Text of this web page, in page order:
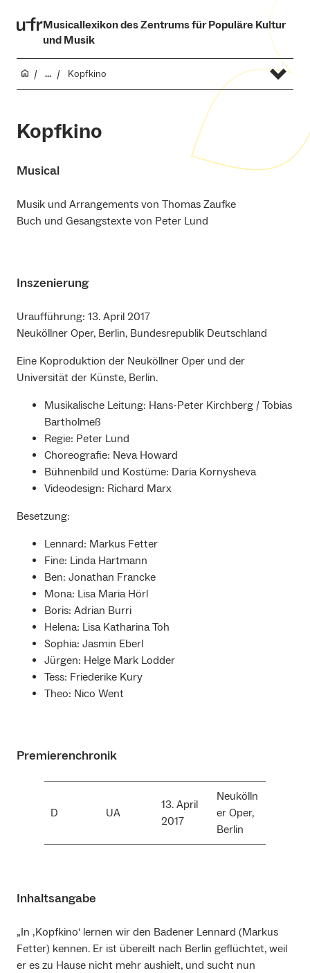
Musicallexikon des Zentrums für Populäre Kultur
und Musik
... Kopfkino
Kopfkino
Musical
Musik und Arrangements von Thomas Zaufke
Buch und Gesangstexte von Peter Lund
Inszenierung
Uraufführung: 13. April 2017
Neuköllner Oper, Berlin, Bundesrepublik Deutschland
Eine Koproduktion der Neuköllner Oper und der
Universität der Künste, Berlin.
Musikalische Leitung: Hans-Peter Kirchberg / Tobias
Bartholmeß
Regie: Peter Lund
Choreografie: Neva Howard
Bühnenbild und Kostüme: Daria Kornysheva
Videodesign: Richard Marx
Besetzung:
Lennard: Markus Fetter
Fine: Linda Hartmann
Ben: Jonathan Francke
Mona: Lisa Maria Hörl
Boris: Adrian Burri
Helena: Lisa Katharina Toh
Sophia: Jasmin Eberl
Jürgen: Helge Mark Lodder
Tess: Friederike Kury
Theo: Nico Went
Premierenchronik
D UA
13. April
2017
Neukölln
er Oper,
Berlin
Inhaltsangabe
„In ‚Kopfkino‘ lernen wir den Badener Lennard (Markus
Fetter) kennen. Er ist übereilt nach Berlin geflüchtet, weil
er es zu Hause nicht mehr aushielt, und sucht nun